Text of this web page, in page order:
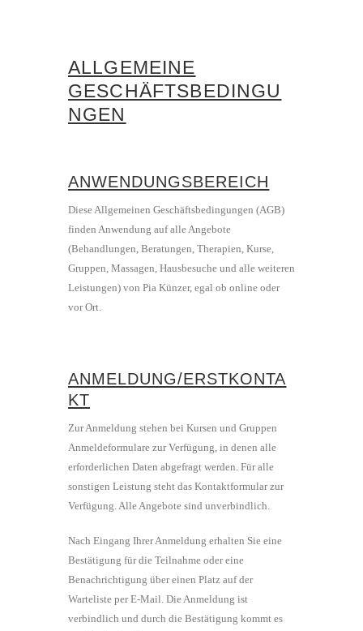
ALLGEMEINE
GESCHÄFTSBEDINGU
NGEN
ANWENDUNGSBEREICH
Diese Allgemeinen Geschäftsbedingungen (AGB)
finden Anwendung auf alle Angebote
(Behandlungen, Beratungen, Therapien, Kurse,
Gruppen, Massagen, Hausbesuche und alle weiteren
Leistungen) von Pia Künzer, egal ob online oder
vor Ort.
ANMELDUNG/ERSTKONTA
KT
Zur Anmeldung stehen bei Kursen und Gruppen
Anmeldeformulare zur Verfügung, in denen alle
erforderlichen Daten abgefragt werden. Für alle
sonstigen Leistung steht das Kontaktformular zur
Verfügung. Alle Angebote sind unverbindlich.
Nach Eingang Ihrer Anmeldung erhalten Sie eine
Bestätigung für die Teilnahme oder eine
Benachrichtigung über einen Platz auf der
Warteliste per E-Mail. Die Anmeldung ist
verbindlich und durch die Bestätigung kommt es